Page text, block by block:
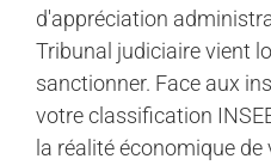
d'appréciation
Tribunal judiciaire vient
sanctionner. Face aux
votre classification
la réalité économique